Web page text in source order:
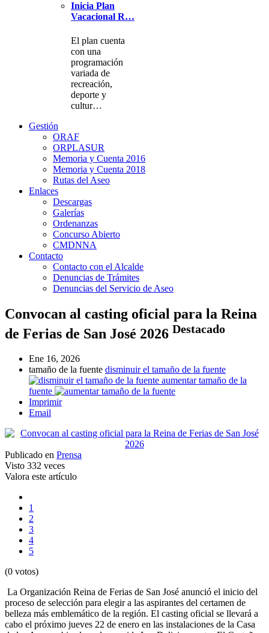
Inicia Plan
Vacacional R…
El plan cuenta
con una
programación
variada de
recreación,
deporte y
cultur…
Gestión
ORAF
ORPLASUR
Memoria y Cuenta 2016
Memoria y Cuenta 2018
Rutas del Aseo
Enlaces
Descargas
Galerías
Ordenanzas
Concurso Abierto
CMDNNA
Contacto
Contacto con el Alcalde
Denuncias de Trámites
Denuncias del Servicio de Aseo
Convocan al casting oficial para la Reina
de Ferias de San José 2026 Destacado
Ene 16, 2026
tamaño de la fuente disminuir el tamaño de la fuente
aumentar tamaño de la
fuente
Imprimir
Email
Publicado en Prensa
Visto 332 veces
Valora este artículo
1
2
3
4
5
(0 votos)
La Organización Reina de Ferias de San José anunció el inicio del
proceso de selección para elegir a las aspirantes del certamen de
belleza más emblemático de la región. El casting oficial se llevará a
cabo el próximo jueves 22 de enero en las instalaciones de la Casa